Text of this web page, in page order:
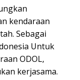
kendaraan
Sebagai
Untuk
ODOL,
kerjasama.